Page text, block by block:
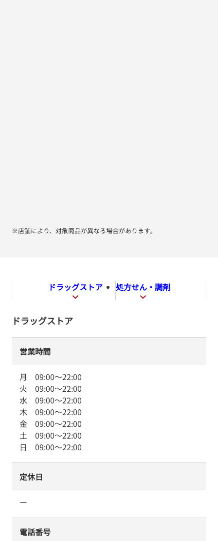
※店舗により、対象商品が異なる場合があります。
ドラッグストア 処方せん・調剤
ドラッグストア
営業時間
月 09:00～22:00
火 09:00～22:00
水 09:00～22:00
木 09:00～22:00
金 09:00～22:00
土 09:00～22:00
日 09:00～22:00
定休日
ー
電話番号